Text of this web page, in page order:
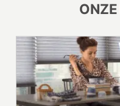
ONZE